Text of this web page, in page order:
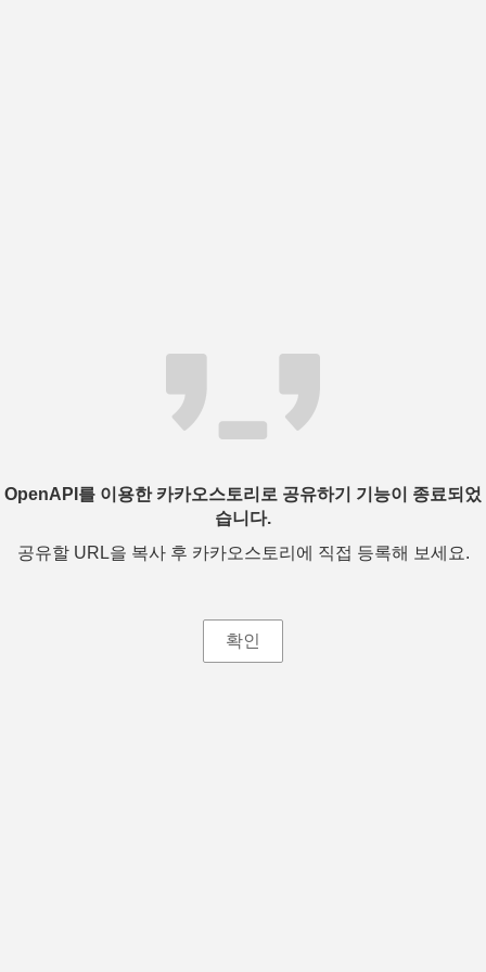
OpenAPI를 이용한 카카오스토리로 공유하기 기능이 종료되었
습니다.
공유할 URL을 복사 후 카카오스토리에 직접 등록해 보세요.
확인